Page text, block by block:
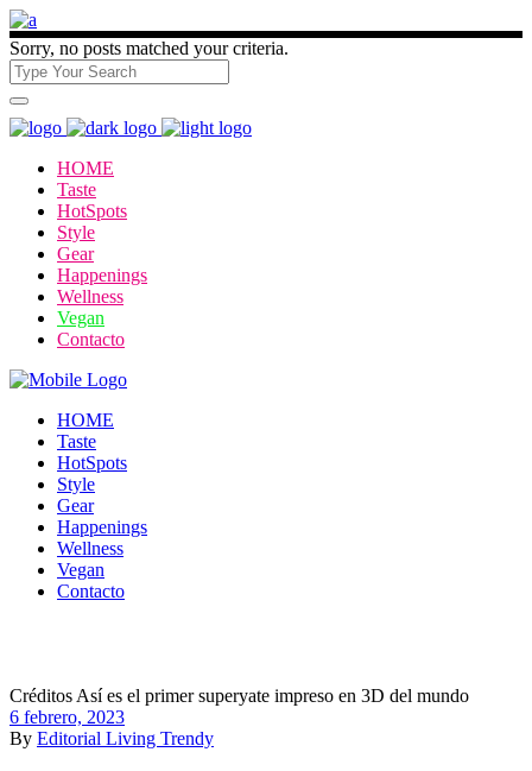
Sorry, no posts matched your criteria.
HOME
Taste
HotSpots
Style
Gear
Happenings
Wellness
Vegan
Contacto
HOME
Taste
HotSpots
Style
Gear
Happenings
Wellness
Vegan
Contacto
Créditos Así es el primer superyate impreso en 3D del mundo
6 febrero, 2023
By Editorial Living Trendy